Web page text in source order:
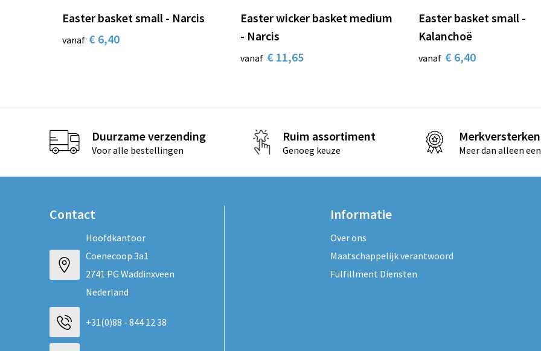
Easter basket small - Narcis
vanaf € 6,40
Easter wicker basket medium
- Narcis
vanaf € 11,65
Easter basket small -
Kalanchoë
vanaf € 6,40
Duurzame verzending
Voor alle bestellingen
Ruim assortiment
Genoeg keuze Meer dan alleen
Contact
Hoofdkantoor
Coenecoop 3a1
2741 PG Waddinxveen
Nederland
+31(0)88 - 844 12 38
Informatie
Over ons
Maatschappelijk verantwoord
Fulfillment Diensten